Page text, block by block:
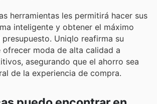
herramientas les permitirá hacer sus
inteligente y obtener el máximo
Uniqlo reafirma su
moda de alta calidad a
asegurando que el ahorro sea
de la experiencia de compra.